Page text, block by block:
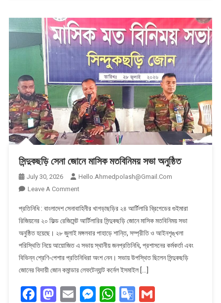
সিন্দুকছড়ি সেনা জোনে মাসিক মতবিনিময় সভা অনুষ্ঠিত
July 30, 2026
Hello.ahmedpolash@gmail.com
Leave A CommentOn
সেনা
জোনে
মাসিক
মতবিনিময়
সভা
অনুষ্ঠিত
প্রতিনিধি : বাংলাদেশ সেনাবাহিনীর খাগড়াছড়ির ২৪ আর্টিলারি ব্রিগেডের গুইমারা
রিজিয়নের ২০ ফিল্ড রেজিমেন্ট আর্টিলারির সিন্দুকছড়ি জোনে মাসিক মতবিনিময় সভা
অনুষ্ঠিত হয়েছে। ২৮ জুলাই মঙ্গলবার পাহাড়ে শান্তি, সম্প্রীতি ও আইনশৃঙ্খলা
পরিস্থিতি নিয়ে আয়োজিত এ সভায় স্থানীয় জনপ্রতিনিধি, প্রশাসনের কর্মকর্তা এবং
বিভিন্ন শ্রেণি-পেশার প্রতিনিধিরা অংশ নেন। সভায় উপস্থিত ছিলেন সিন্দুকছড়ি
জোনের বিদায়ী জোন কমান্ডার লেফটেন্যান্ট কর্নেল ইসমাইল […]
Facebook
Mastodon
EmailMessenger
WhatsApp
Google
Gmail